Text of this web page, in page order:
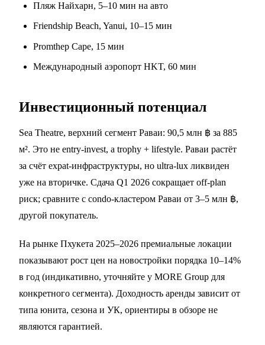
Пляж Найхарн, 5–10 мин на авто
Friendship Beach, Yanui, 10–15 мин
Promthep Cape, 15 мин
Международный аэропорт HKT, 60 мин
Инвестиционный потенциал
Sea Theatre, верхний сегмент Раваи: 90,5 млн ฿ за 885
м². Это не entry-invest, а trophy + lifestyle. Раваи растёт
за счёт expat-инфраструктуры, но ultra-lux ликвиден
уже на вторичке. Сдача Q1 2026 сокращает off-plan
риск; сравните с condo-кластером Раваи от 3–5 млн ฿,
другой покупатель.
На рынке Пхукета 2025–2026 премиальные локации
показывают рост цен на новостройки порядка 10–14%
в год (индикативно, уточняйте у MORE Group для
конкретного сегмента). Доходность аренды зависит от
типа юнита, сезона и УК, ориентиры в обзоре не
являются гарантией.